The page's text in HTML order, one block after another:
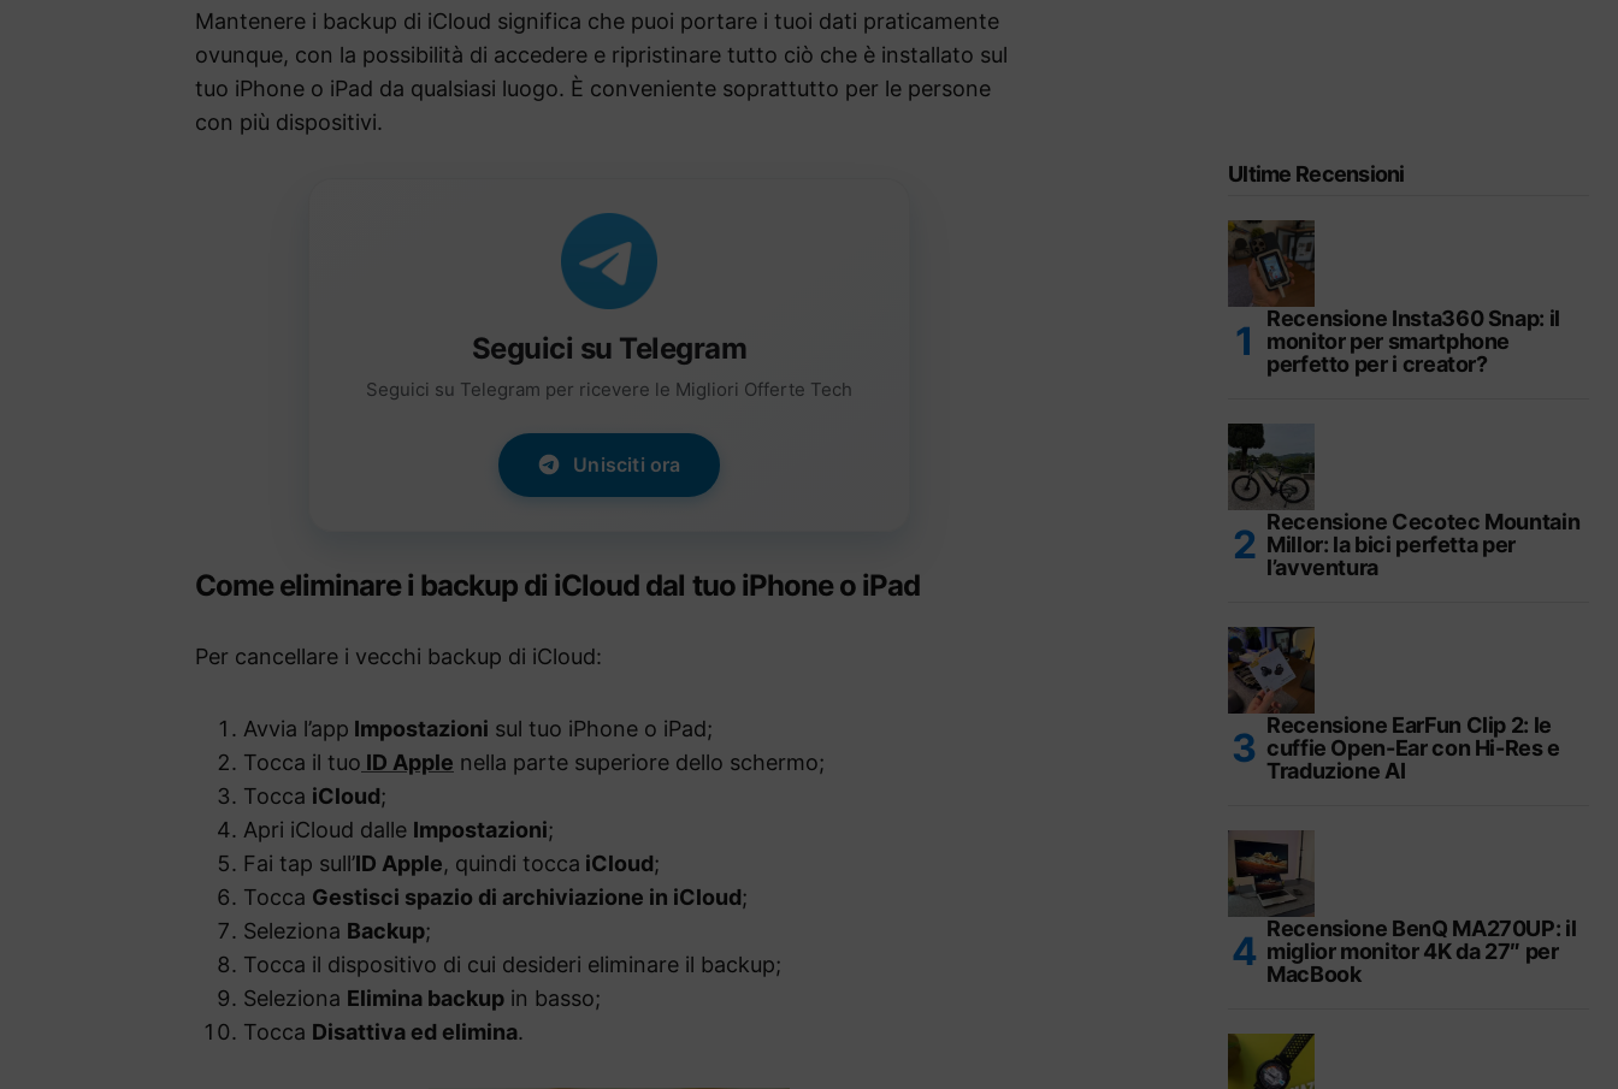
Mantenere i backup di iCloud significa che puoi portare i tuoi dati praticamente
ovunque, con la possibilità di accedere e ripristinare tutto ciò che è installato sul
tuo iPhone o iPad da qualsiasi luogo. È conveniente soprattutto per le persone
con più dispositivi.
Seguici su Telegram
Seguici su Telegram per ricevere le Migliori Offerte Tech
Unisciti ora
Come eliminare i backup di iCloud dal tuo iPhone o iPad
Per cancellare i vecchi backup di iCloud:
Avvia l’app Impostazioni sul tuo iPhone o iPad;
Tocca il tuo ID Apple nella parte superiore dello schermo;
Tocca iCloud;
Apri iCloud dalle Impostazioni;
Fai tap sull’ID Apple, quindi tocca iCloud;
Tocca Gestisci spazio di archiviazione in iCloud;
Seleziona Backup;
Tocca il dispositivo di cui desideri eliminare il backup;
Seleziona Elimina backup in basso;
Tocca Disattiva ed elimina.
Ultime Recensioni
Recensione Insta360 Snap: il
monitor per smartphone
perfetto per i creator?
Recensione Cecotec Mountain
Millor: la bici perfetta per
l’avventura
Recensione EarFun Clip 2: le
cuffie Open-Ear con Hi-Res e
Traduzione AI
Recensione BenQ MA270UP: il
miglior monitor 4K da 27″ per
MacBook